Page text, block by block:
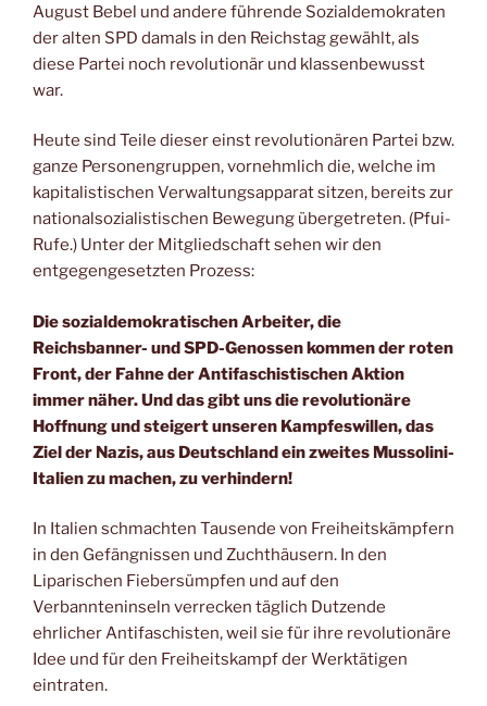
August Bebel und andere führende Sozialdemokraten
der alten SPD damals in den Reichstag gewählt, als
diese Partei noch revolutionär und klassenbewusst
war.
Heute sind Teile dieser einst revolutionären Partei bzw.
ganze Personengruppen, vornehmlich die, welche im
kapitalistischen Verwaltungsapparat sitzen, bereits zur
nationalsozialistischen Bewegung übergetreten. (Pfui-
Rufe.) Unter der Mitgliedschaft sehen wir den
entgegengesetzten Prozess:
Die sozialdemokratischen Arbeiter, die
Reichsbanner- und SPD-Genossen kommen der roten
Front, der Fahne der Antifaschistischen Aktion
immer näher. Und das gibt uns die revolutionäre
Hoffnung und steigert unseren Kampfeswillen, das
Ziel der Nazis, aus Deutschland ein zweites Mussolini-
Italien zu machen, zu verhindern!
In Italien schmachten Tausende von Freiheitskämpfern
in den Gefängnissen und Zuchthäusern. In den
Liparischen Fiebersümpfen und auf den
Verbannteninseln verrecken täglich Dutzende
ehrlicher Antifaschisten, weil sie für ihre revolutionäre
Idee und für den Freiheitskampf der Werktätigen
eintraten.